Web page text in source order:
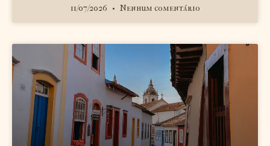
11/07/2026 Nenhum comentário